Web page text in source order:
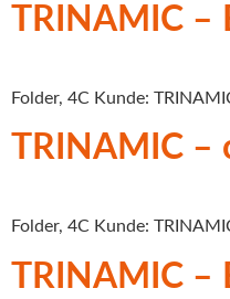
TRINAMIC –
Folder, 4C Kunde:
TRINAMIC –
Folder, 4C Kunde:
TRINAMIC –